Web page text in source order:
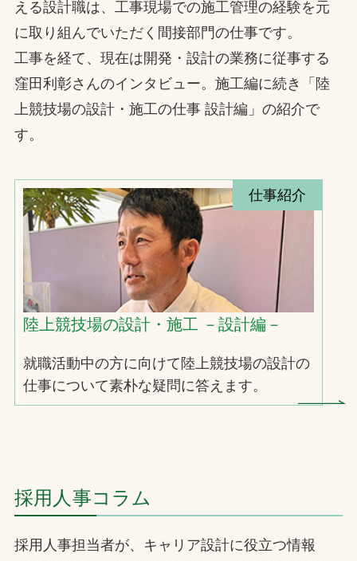
える設計職は、工事現場での施工管理の経験を元
に取り組んでいただく間接部門の仕事です。
工事を経て、現在は開発・設計の業務に従事する
窪田利彰さんのインタビュー。施工編に続き「陸
上競技場の設計・施工の仕事 設計編」の紹介で
す。
仕事紹介
陸上競技場の設計・施工 －設計編－
就職活動中の方に向けて陸上競技場の設計の
仕事について素朴な疑問に答えます。
採用人事コラム
採用人事担当者が、キャリア設計に役立つ情報